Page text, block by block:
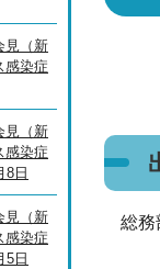
総務
見（新
感染症
見（新
感染症
8日
見（新
感染症
5日